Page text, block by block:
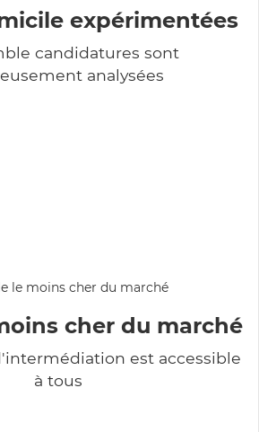
expérimentées
candidatures sont
analysées
cher du marché
est accessible
à tous